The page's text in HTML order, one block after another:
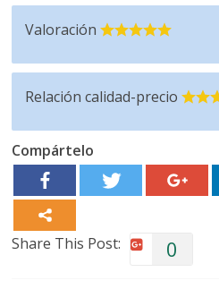
Valoración
Relación calidad-precio
Compártelo
Share This Post: 0